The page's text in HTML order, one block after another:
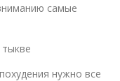
самые
нужно все